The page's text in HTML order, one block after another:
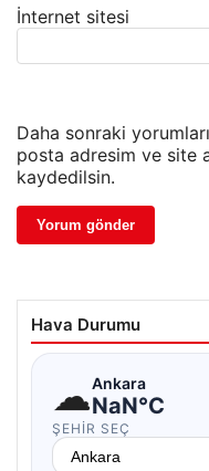
İnternet sitesi
Daha sonraki
posta adresim ve site
kaydedilsin.
Hava Durumu
☁Ankara
NaN°C
ŞEHIR SEÇ